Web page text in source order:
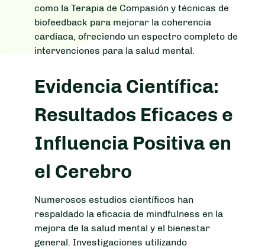
como la Terapia de Compasión y técnicas de
biofeedback para mejorar la coherencia
cardiaca, ofreciendo un espectro completo de
intervenciones para la salud mental.
Evidencia Científica:
Resultados Eficaces e
Influencia Positiva en
el Cerebro
Numerosos estudios científicos han
respaldado la eficacia de mindfulness en la
mejora de la salud mental y el bienestar
general. Investigaciones utilizando